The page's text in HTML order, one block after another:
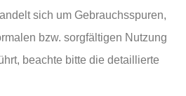
sich um Gebrauchsspuren,
bzw. sorgfältigen Nutzung
beachte bitte die detaillierte